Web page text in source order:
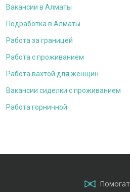
Вакансии в Алматы
Подработка в Алматы
Работа за границей
Работа с проживанием
Работа вахтой для женщин
Вакансии сиделки с проживанием
Работа горничной